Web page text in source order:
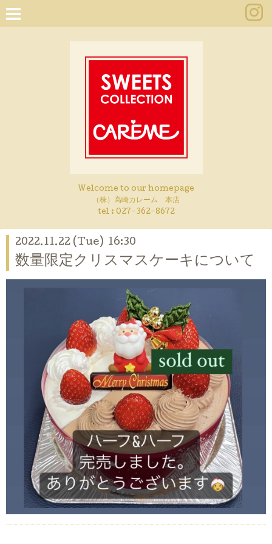
Welcome to our homepage
（株）高崎カレーム 本店
tel : 027-362-8672
2022.11.22 (Tue) 16:30
数量限定クリスマスケーキについて